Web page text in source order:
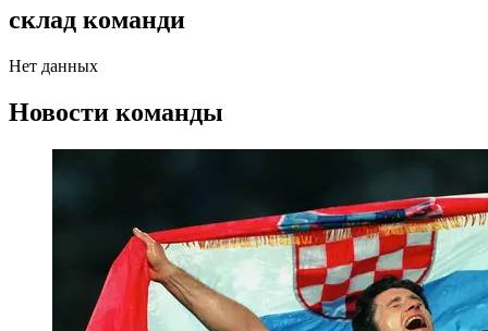
склад команди
Нет данных
Новости команды